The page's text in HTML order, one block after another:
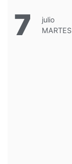
7
julio
MARTES